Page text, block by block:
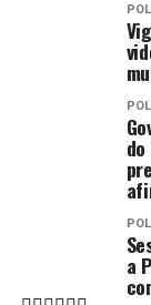
Andre Luis /
Andre Luis /a